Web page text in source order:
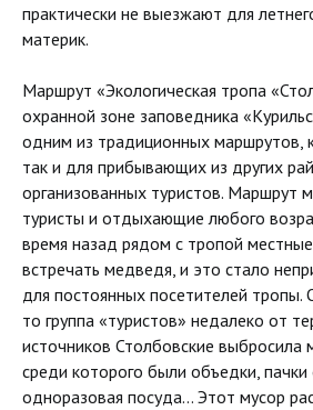
практически не выезжают для
материк.
Маршрут «Экологическая тропа
охранной зоне заповедника
одним из традиционных маршрутов,
так и для прибывающих из других
организованных туристов. Маршрут
туристы и отдыхающие любого
время назад рядом с тропой
встречать медведя, и это стало
для постоянных посетителей тропы.
то группа «туристов» недалеко от
источников Столбовские выбросила
среди которого были объедки, пачки
одноразовая посуда... Этот мусор